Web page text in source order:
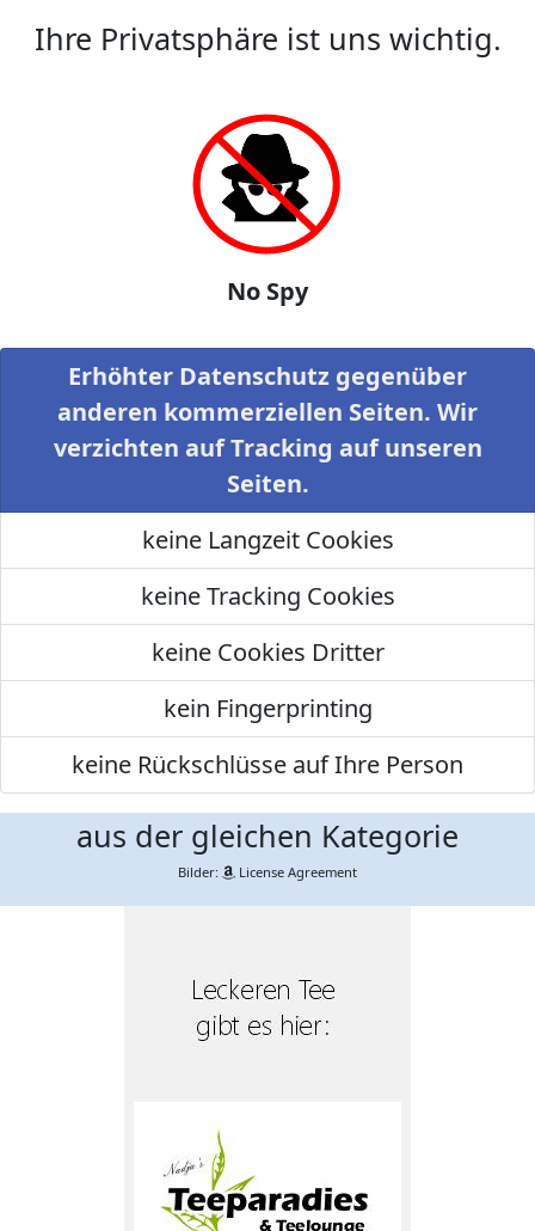
Ihre Privatsphäre ist uns wichtig.
No Spy
Erhöhter Datenschutz gegenüber
anderen kommerziellen Seiten. Wir
verzichten auf Tracking auf unseren
Seiten.
keine Langzeit Cookies
keine Tracking Cookies
keine Cookies Dritter
kein Fingerprinting
keine Rückschlüsse auf Ihre Person
aus der gleichen Kategorie
Bilder: License Agreement